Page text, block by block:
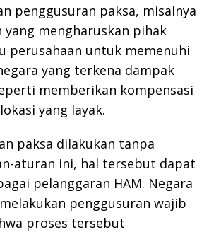
penggusuran paksa, misalnya
mengharuskan pihak
perusahaan untuk memenuhi
yang terkena dampak
memberikan kompensasi
yang layak.
paksa dilakukan tanpa
aturan ini, hal tersebut dapat
pelanggaran HAM. Negara
penggusuran wajib
proses tersebut